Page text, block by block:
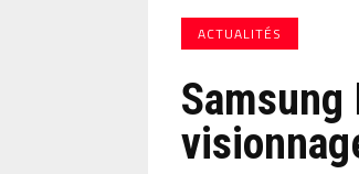
ACTUALITÉS